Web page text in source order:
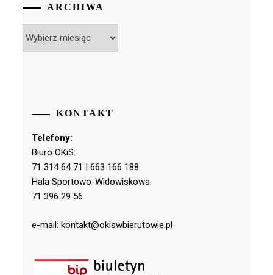
ARCHIWA
KONTAKT
Telefony:
Biuro OKiS:
71 314 64 71 | 663 166 188
Hala Sportowo-Widowiskowa:
71 396 29 56
e-mail: kontakt@okiswbierutowie.pl